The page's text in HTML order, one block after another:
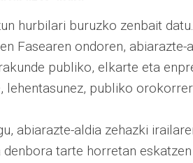
hurbilari buruzko zenbait
Fasearen ondoren,
publiko, elkarte eta
lehentasunez, publiko
abiarazte-aldia zehazki
tarte horretan